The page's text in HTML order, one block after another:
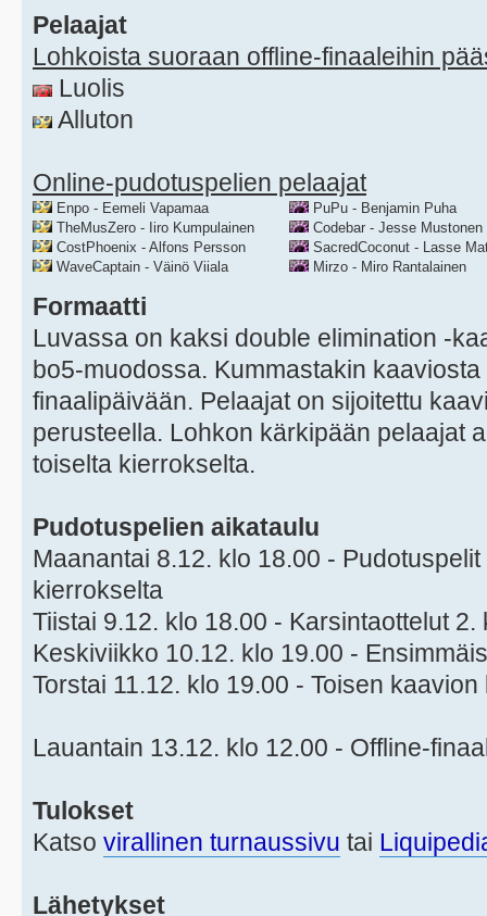
Pelaajat
Lohkoista suoraan offline-finaaleihin
Luolis
Alluton
Online-pudotuspelien pelaajat
Enpo - Eemeli Vapamaa
TheMusZero - Iiro Kumpulainen
CostPhoenix - Alfons Persson
WaveCaptain - Väinö Viiala
PuPu - Benjamin Puha
Codebar - Jesse Mustonen
SacredCoconut - Lasse
Mirzo - Miro Rantalainen
Formaatti
Luvassa on kaksi double elimination -
bo5-muodossa. Kummastakin
finaalipäivään. Pelaajat on sijoitettu
perusteella. Lohkon kärkipään pelaajat
toiselta kierrokselta.
Pudotuspelien aikataulu
Maanantai 8.12. klo 18.00 -
kierrokselta
Tiistai 9.12. klo 18.00 - Karsintaottelut 2.
Keskiviikko 10.12. klo 19.00 -
Torstai 11.12. klo 19.00 - Toisen
Lauantain 13.12. klo 12.00 - Offline-
Tulokset
Katso virallinen turnaussivu tai
Lähetykset